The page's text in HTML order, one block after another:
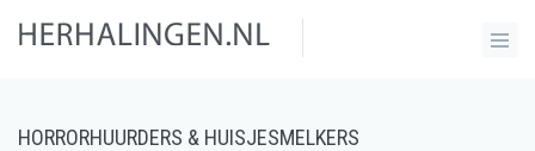
HORRORHUURDERS & HUISJESMELKERS